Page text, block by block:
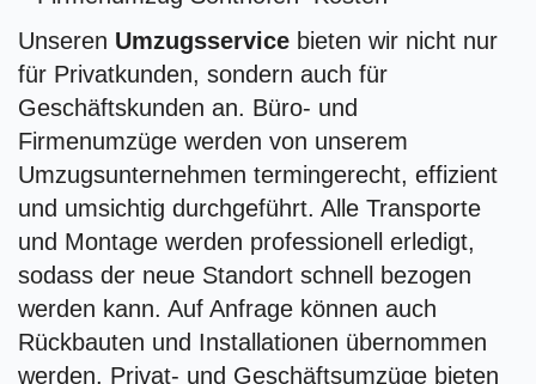
Unseren Umzugsservice bieten wir nicht nur
für Privatkunden, sondern auch für
Geschäftskunden an. Büro- und
Firmenumzüge werden von unserem
Umzugsunternehmen termingerecht, effizient
und umsichtig durchgeführt. Alle Transporte
und Montage werden professionell erledigt,
sodass der neue Standort schnell bezogen
werden kann. Auf Anfrage können auch
Rückbauten und Installationen übernommen
werden. Privat- und Geschäftsumzüge bieten